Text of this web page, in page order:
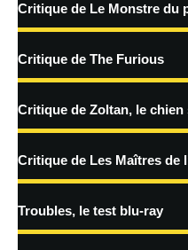
traitées
Critique de Le Monstre du
Critique de The Furious
Critique de Zoltan, le
Critique de Les Maîtres de
Troubles, le test blu-ray